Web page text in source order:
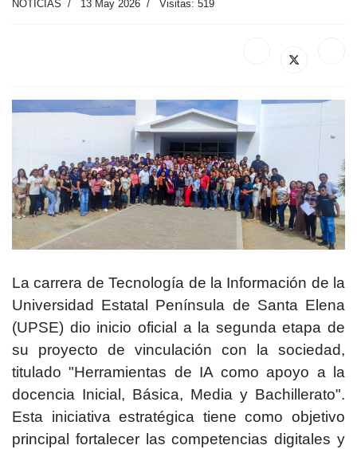
NOTICIAS 13 May 2026 Visitas: 519
La carrera de Tecnología de la Información de la
Universidad Estatal Península de Santa Elena
(UPSE) dio inicio oficial a la segunda etapa de
su proyecto de vinculación con la sociedad,
titulado "Herramientas de IA como apoyo a la
docencia Inicial, Básica, Media y Bachillerato".
Esta iniciativa estratégica tiene como objetivo
principal fortalecer las competencias digitales y